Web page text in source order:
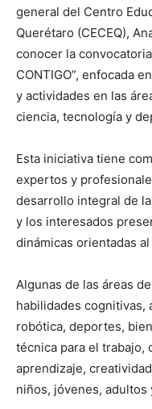
general del Centro
Querétaro (CECEQ),
conocer la
CONTIGO”, enfocada
y actividades en las
ciencia, tecnología y
Esta iniciativa tiene
expertos y
desarrollo integral de
y los interesados
dinámicas orientadas
Algunas de las áreas
habilidades cognitivas,
robótica, deportes,
técnica para el trabajo,
aprendizaje,
niños, jóvenes, adultos